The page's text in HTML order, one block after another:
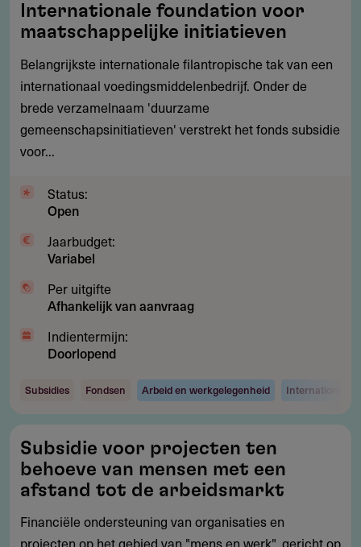
foundation
voor
maatschappelijke
initiatieven
Internationale foundation voor
maatschappelijke initiatieven
Belangrijkste internationale filantropische tak van een
internationaal voedingsmiddelenbedrijf. Onder de
brede verzamelnaam 'duurzame
gemeenschapsinitiatieven' verstrekt het fonds subsidie
voor...
Status:
Open
Jaarbudget:
Variabel
Per uitgifte
Afhankelijk van aanvraag
Indientermijn:
Doorlopend
Subsidies Fondsen Arbeid en werkgelegenheid Internationaal
voor
projecten
ten
behoeve
Subsidie voor projecten ten
behoeve van mensen met een
afstand tot de arbeidsmarkt
Financiële ondersteuning van organisaties en